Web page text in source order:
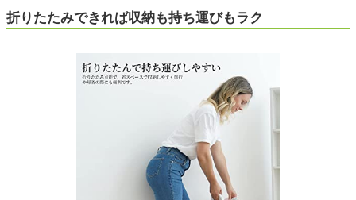
折りたたみできれば収納も持ち運びもラク